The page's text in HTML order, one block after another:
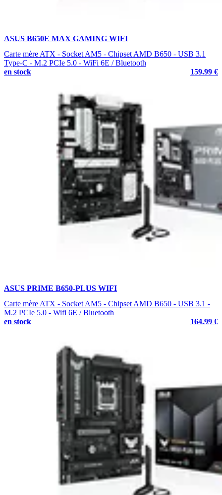
ASUS B650E MAX GAMING WIFI
Carte mère ATX - Socket AM5 - Chipset AMD B650 - USB 3.1
Type-C - M.2 PCIe 5.0 - WiFi 6E / Bluetooth
en stock
159.99 €
ASUS PRIME B650-PLUS WIFI
Carte mère ATX - Socket AM5 - Chipset AMD B650 - USB 3.1 -
M.2 PCIe 5.0 - Wifi 6E / Bluetooth
en stock
164.99 €